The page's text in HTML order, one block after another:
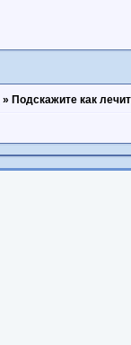
» Подскажите как